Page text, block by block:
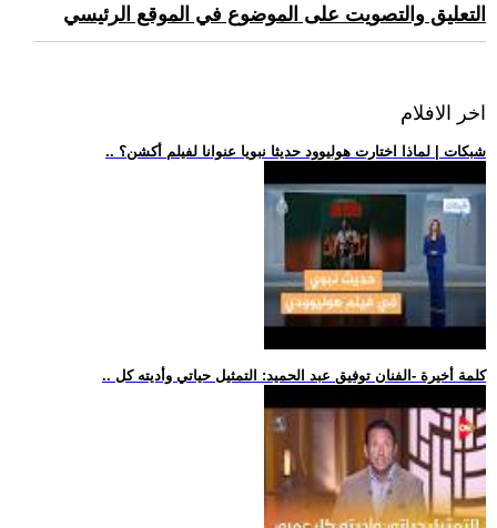
التعليق والتصويت على الموضوع في الموقع الرئيسي
اخر الافلام
.. شبكات | لماذا اختارت هوليوود حديثا نبويا عنوانا لفيلم أكشن؟
.. كلمة أخيرة -الفنان توفيق عبد الحميد: التمثيل حياتي وأديته كل